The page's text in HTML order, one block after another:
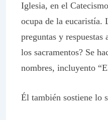
Iglesia, en el
ocupa de la eucaristía.
preguntas y respuestas
los sacramentos? Se
nombres, incluyento
Él también sostiene lo